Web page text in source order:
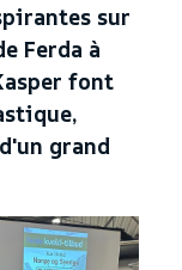
sur
Ferda à
font
grand